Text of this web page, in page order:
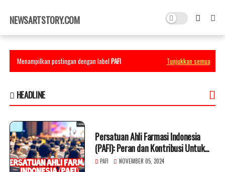
×
NEWSARTSTORY.COM
Menampilkan postingan dengan labelPAFI Tunjukkan semua
HEADLINE
Persatuan Ahli Farmasi Indonesia
(PAFI): Peran dan Kontribusi Untuk
Kesehatan Masyarakat
PAFI NOVEMBER 05, 2024